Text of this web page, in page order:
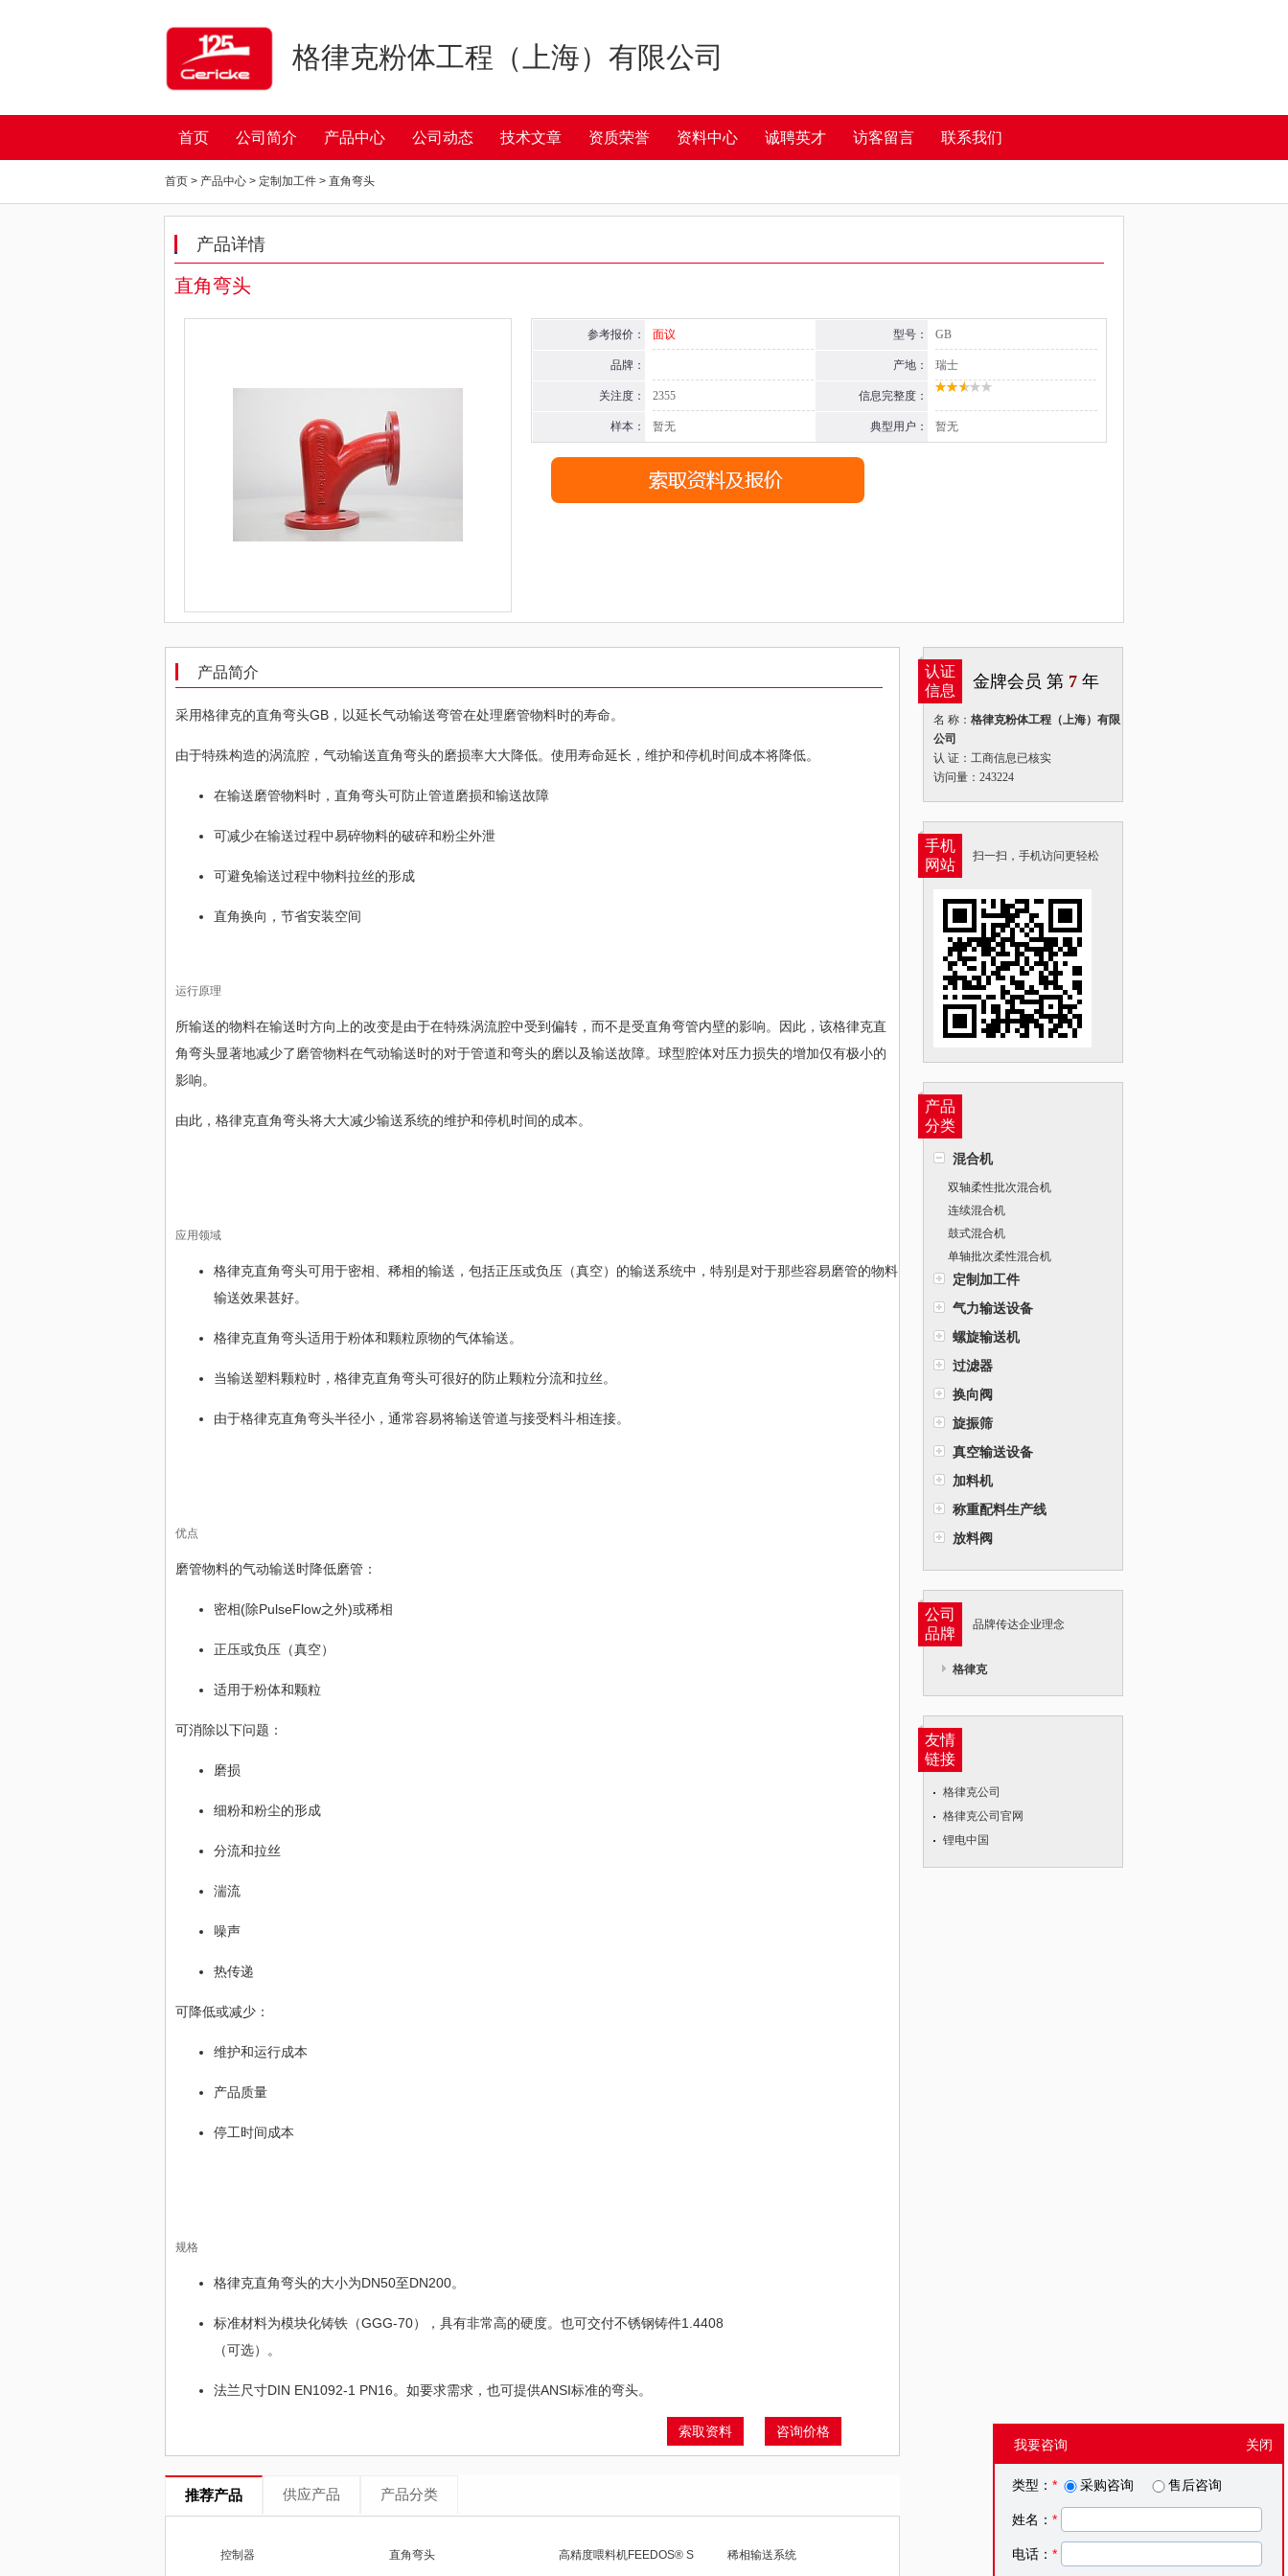
格律克粉体工程（上海）有限公司
首页 公司简介 产品中心 公司动态 技术文章 资质荣誉 资料中心 诚聘英才 访客留言 联系我们
首页 > 产品中心 > 定制加工件 > 直角弯头
产品详情
直角弯头
参考报价： 面议
品牌：
关注度： 2355
样本： 暂无
型号： GB
产地： 瑞士
信息完整度：
典型用户： 暂无
认证
信息
金牌会员 第 7 年
名 称： 格律克粉体工程（上海）有限
公司
认 证：工商信息已核实
访问量：243224
手机
网站
扫一扫，手机访问更轻松
产品
分类
混合机
双轴柔性批次混合机
连续混合机
鼓式混合机
单轴批次柔性混合机
定制加工件
气力输送设备
螺旋输送机
过滤器
换向阀
旋振筛
真空输送设备
加料机
称重配料生产线
放料阀
公司
品牌
品牌传达企业理念
格律克
友情
链接
格律克公司
格律克公司官网
锂电中国
产品简介
采用格律克的直角弯头GB，以延长气动输送弯管在处理磨管物料时的寿命。
由于特殊构造的涡流腔，气动输送直角弯头的磨损率大大降低。使用寿命延长，维护和停机时间成本将降低。
在输送磨管物料时，直角弯头可防止管道磨损和输送故障
可减少在输送过程中易碎物料的破碎和粉尘外泄
可避免输送过程中物料拉丝的形成
直角换向，节省安装空间
运行原理
所输送的物料在输送时方向上的改变是由于在特殊涡流腔中受到偏转，而不是受直角弯管内壁的影响。因此，该格律克直
角弯头显著地减少了磨管物料在气动输送时的对于管道和弯头的磨以及输送故障。球型腔体对压力损失的增加仅有极小的
影响。
由此，格律克直角弯头将大大减少输送系统的维护和停机时间的成本。
应用领域
格律克直角弯头可用于密相、稀相的输送，包括正压或负压（真空）的输送系统中，特别是对于那些容易磨管的物料
输送效果甚好。
格律克直角弯头适用于粉体和颗粒原物的气体输送。
当输送塑料颗粒时，格律克直角弯头可很好的防止颗粒分流和拉丝。
由于格律克直角弯头半径小，通常容易将输送管道与接受料斗相连接。
优点
磨管物料的气动输送时降低磨管：
密相(除PulseFlow之外)或稀相
正压或负压（真空）
适用于粉体和颗粒
可消除以下问题：
磨损
细粉和粉尘的形成
分流和拉丝
湍流
噪声
热传递
可降低或减少：
维护和运行成本
产品质量
停工时间成本
规格
格律克直角弯头的大小为DN50至DN200。
标准材料为模块化铸铁（GGG-70），具有非常高的硬度。也可交付不锈钢铸件1.4408
（可选）。
法兰尺寸DIN EN1092-1 PN16。如要求需求，也可提供ANSI标准的弯头。
索取资料 咨询价格
推荐产品 供应产品 产品分类
控制器 直角弯头 高精度喂料机FEEDOS® S 稀相输送系统
我要咨询 关闭
类型： * 采购咨询 售后咨询
姓名： *
电话： *